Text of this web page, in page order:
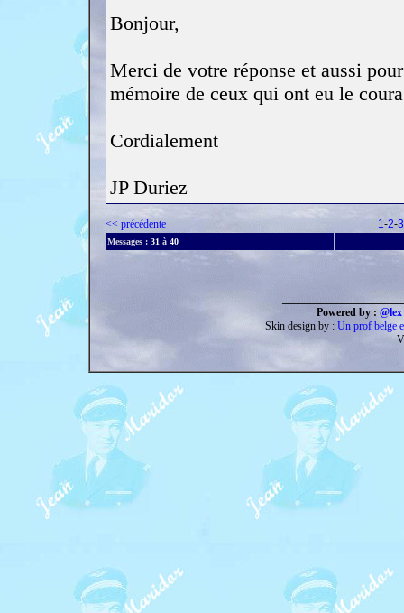
Bonjour,
Merci de votre réponse et aussi
mémoire de ceux qui ont eu le
Cordialement
JP Duriez
<< précédente 1-2-3
Messages : 31 à 40
Powered by :
Skin design by : Un prof belge